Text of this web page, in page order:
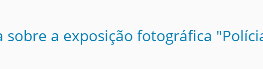
a exposição fotográfica